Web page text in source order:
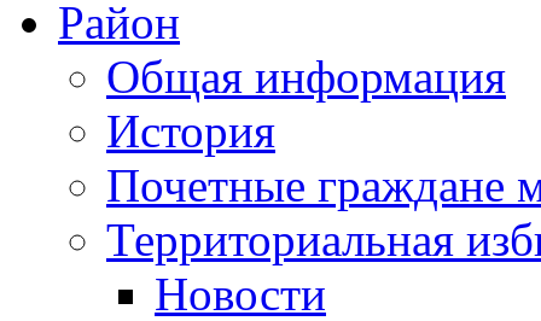
Район
Общая информация
История
Почетные граждане
Территориальная
Новости